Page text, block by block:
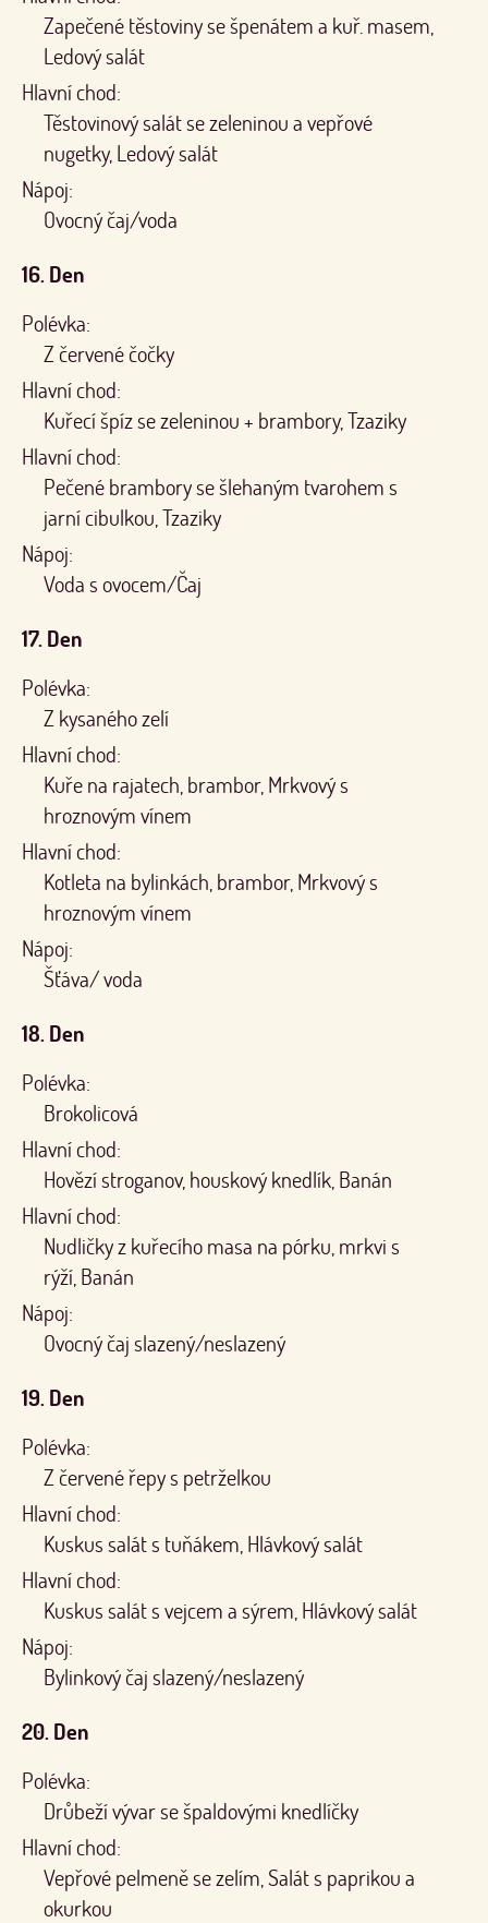
Zapečené těstoviny se špenátem a kuř. masem,
Ledový salát
Hlavní chod:
Těstovinový salát se zeleninou a vepřové
nugetky, Ledový salát
Nápoj:
Ovocný čaj/voda
16. Den
Polévka:
Z červené čočky
Hlavní chod:
Kuřecí špíz se zeleninou + brambory, Tzaziky
Hlavní chod:
Pečené brambory se šlehaným tvarohem s
jarní cibulkou, Tzaziky
Nápoj:
Voda s ovocem/Čaj
17. Den
Polévka:
Z kysaného zelí
Hlavní chod:
Kuře na rajatech, brambor, Mrkvový s
hroznovým vínem
Hlavní chod:
Kotleta na bylinkách, brambor, Mrkvový s
hroznovým vínem
Nápoj:
Šťáva/ voda
18. Den
Polévka:
Brokolicová
Hlavní chod:
Hovězí stroganov, houskový knedlík, Banán
Hlavní chod:
Nudličky z kuřecího masa na pórku, mrkvi s
rýží, Banán
Nápoj:
Ovocný čaj slazený/neslazený
19. Den
Polévka:
Z červené řepy s petrželkou
Hlavní chod:
Kuskus salát s tuňákem, Hlávkový salát
Hlavní chod:
Kuskus salát s vejcem a sýrem, Hlávkový salát
Nápoj:
Bylinkový čaj slazený/neslazený
20. Den
Polévka:
Drůbeží vývar se špaldovými knedlíčky
Hlavní chod:
Vepřové pelmeně se zelím, Salát s paprikou a
okurkou